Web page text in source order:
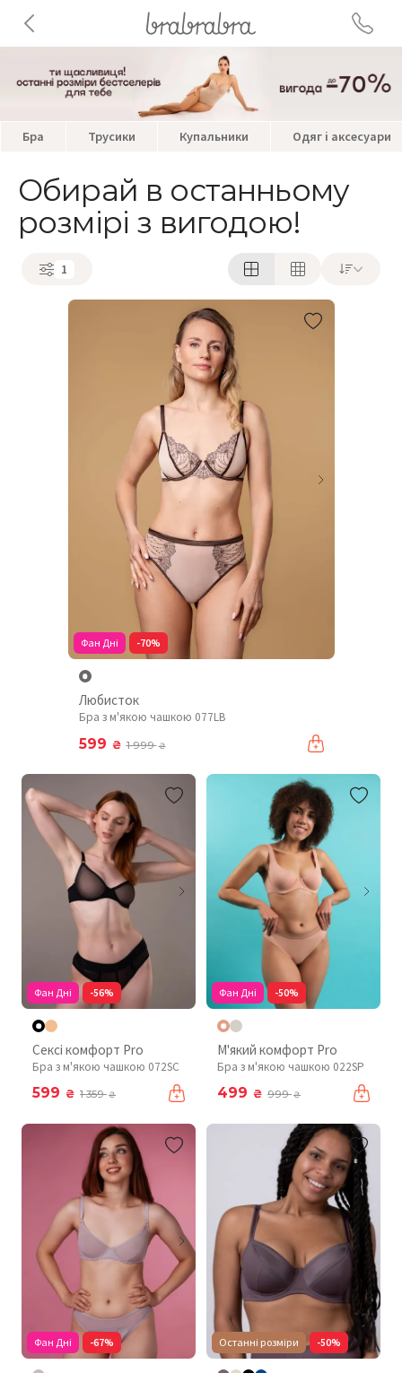
Бра Трусики Купальники Одяг і аксесуари
Обирай в останньому
розмірі з вигодою!
1
Фан Дні -70%
Любисток
Бра з м'якою чашкою 077LB
599 ₴ 1 999₴
Фан Дні -56%
Сексі комфорт Pro
Бра з м'якою чашкою 072SC
599 ₴ 1 359₴
Фан Дні -50%
М'який комфорт Pro
Бра з м'якою чашкою 022SP
499 ₴ 999₴
Фан Дні -67% Останні розміри -50%